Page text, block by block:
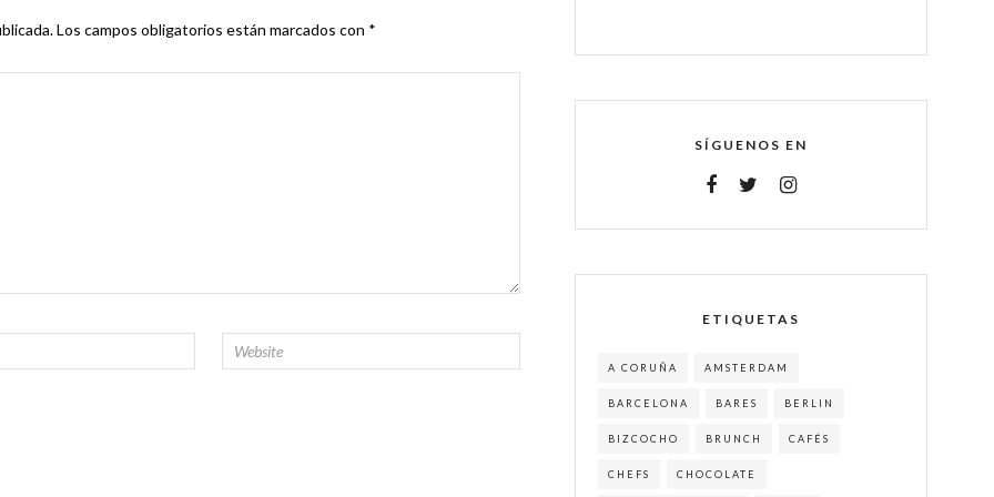
Los campos obligatorios están marcados con *
SÍGUENOS EN
ETIQUETAS
A CORUÑA AMSTERDAM
BARCELONA BARES BERLIN
BIZCOCHO BRUNCH CAFÉS
CHEFS CHOCOLATE